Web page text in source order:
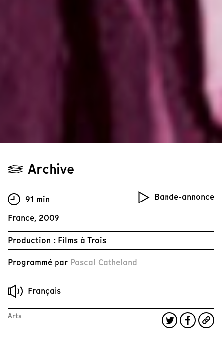
Archive
Bande-annonce
91 min
France, 2009
Production : Films à Trois
Programmé par Pascal Catheland
Français
Arts